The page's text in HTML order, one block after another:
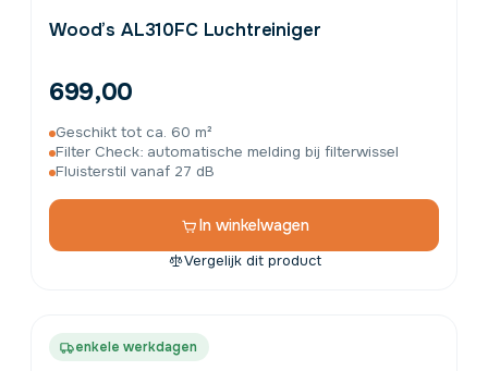
Wood’s AL310FC Luchtreiniger
699,00
Geschikt tot ca. 60 m²
Filter Check: automatische melding bij filterwissel
Fluisterstil vanaf 27 dB
In winkelwagen
Vergelijk dit product
enkele werkdagen